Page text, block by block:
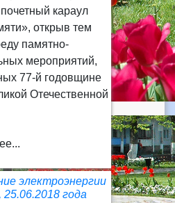
караул
открыв тем
памятно-
мероприятий,
77-й годовщине
Отечественной
электроэнергии
25.06.2018 года